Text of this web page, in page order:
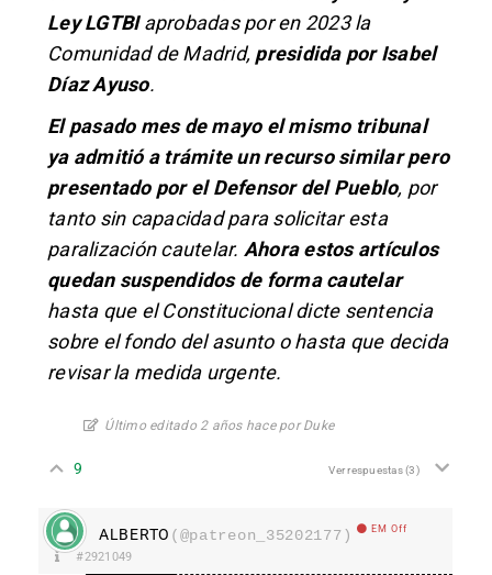
Ley LGTBIaprobadas por en 2023 la
Comunidad de Madrid, presidida por Isabel
Díaz Ayuso.
El pasado mes de mayo el mismo tribunal
ya admitió a trámite un recurso similarpero
presentado por el Defensor del Pueblo, por
tanto sin capacidad para solicitar esta
paralización cautelar. Ahora estos artículos
quedan suspendidos de forma cautelar
hasta que el Constitucional dicte sentencia
sobre el fondo del asunto o hasta que decida
revisar la medida urgente.
Último editado 2 años hace por Duke
9 Ver respuestas(3)
ALBERTO (@patreon_35202177) EM Off
#2921049